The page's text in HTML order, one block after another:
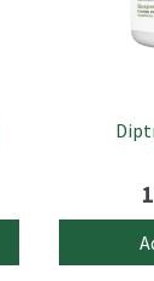
€